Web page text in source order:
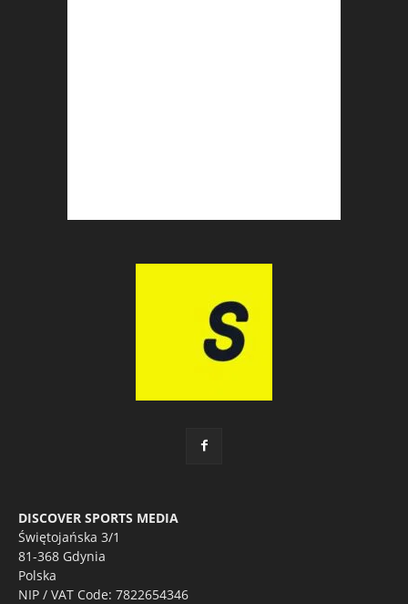
DISCOVER SPORTS MEDIA
Świętojańska 3/1
81-368 Gdynia
Polska
NIP / VAT Code: 7822654346